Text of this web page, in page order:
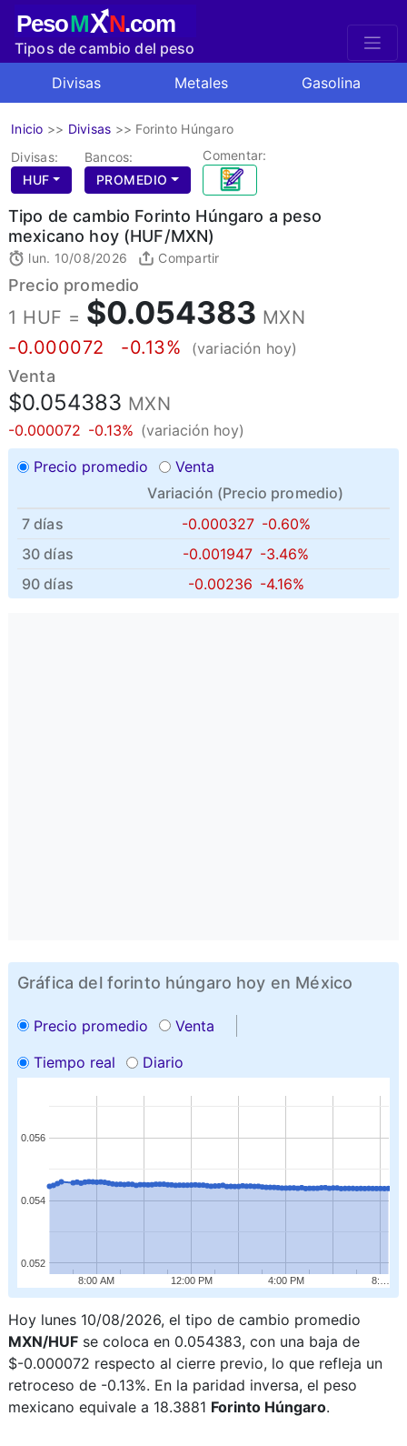
PesoMXN.com
Tipos de cambio del peso
Divisas Metales Gasolina
Inicio >> Divisas >> Forinto Húngaro
Divisas:
HUF
Bancos:
PROMEDIO
Comentar:
Tipo de cambio Forinto Húngaro a peso
mexicano hoy (HUF/MXN)
lun. 10/08/2026 Compartir
Precio promedio
1 HUF = $0.054383 MXN
-0.000072
-0.13% (variación hoy)
Venta
$0.054383 MXN
-0.000072 -0.13% (variación hoy)
Precio promedio
Venta
Variación (Precio promedio)
7 días
-0.000327 -0.60%
30 días
-0.001947 -3.46%
90 días
-0.00236 -4.16%
Gráfica del forinto húngaro hoy en México
Precio promedio Venta
Tiempo real Diario
8:00 AM 12:00 PM 4:00 PM 8:…
0.052
0.054
0.056
Hoy lunes 10/08/2026, el tipo de cambio promedio
MXN/HUF se coloca en 0.054383, con una baja de
$-0.000072 respecto al cierre previo, lo que refleja un
retroceso de -0.13%. En la paridad inversa, el peso
mexicano equivale a 18.3881 Forinto Húngaro.